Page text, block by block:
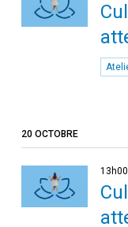
20 OCTOBRE
13h00